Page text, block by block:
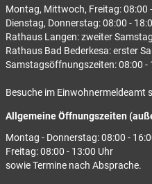
Montag, Mittwoch, Freitag: 08:00
Dienstag, Donnerstag: 08:00 -
Rathaus Langen: zweiter
Rathaus Bad Bederkesa: erster
Samstagsöffnungszeiten: 08:00 -
Besuche im Einwohnermeldeamt
Allgemeine Öffnungszeiten
Montag - Donnerstag: 08:00 -
Freitag: 08:00 - 13:00 Uhr
sowie Termine nach Absprache.